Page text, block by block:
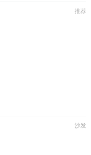
推荐
沙发